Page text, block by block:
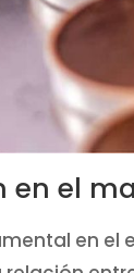
en el
en el